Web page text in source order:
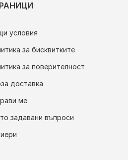
условия
за бисквитките
за поверителност
доставка
ме
задавани въпроси